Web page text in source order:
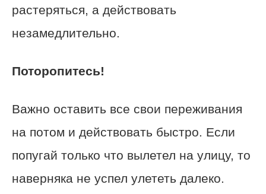
растеряться, а действовать
незамедлительно.
Поторопитесь!
Важно оставить все свои переживания
на потом и действовать быстро. Если
попугай только что вылетел на улицу, то
наверняка не успел улететь далеко.